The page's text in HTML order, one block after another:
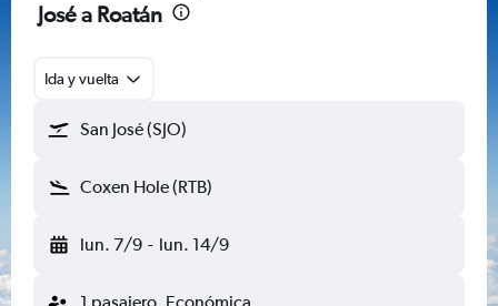
José a Roatán
Ida y vuelta
San José (SJO)
Coxen Hole (RTB)
lun. 7/9 - lun. 14/9